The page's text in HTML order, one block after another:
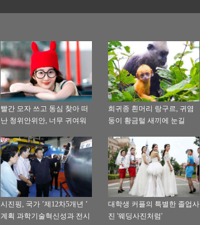
빨간 모자 쓰고 동심 찾아 떠
난 청위안위안, 너무 귀여워
희귀종 흰머리 랑구르, 귀염
둥이 황금털 새끼에 눈길
시진핑, 국가 ’제12차5개년 ’
계획 과학기술혁신성과 전시
대학생 커플의 특별한 졸업사
진 '웨딩사진처럼'